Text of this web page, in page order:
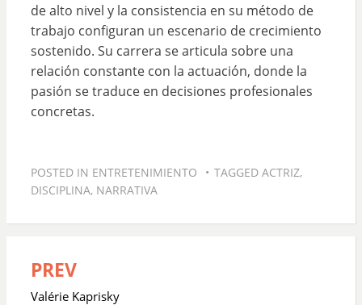
de alto nivel y la consistencia en su método de
trabajo configuran un escenario de crecimiento
sostenido. Su carrera se articula sobre una
relación constante con la actuación, donde la
pasión se traduce en decisiones profesionales
concretas.
POSTED IN ENTRETENIMIENTO TAGGED ACTRIZ,
DISCIPLINA, NARRATIVA
Navegación
de
PREV
Valérie Kaprisky